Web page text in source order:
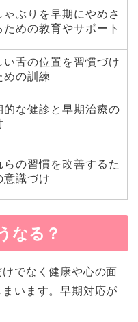
ゃぶりを早期にやめさ
ための教育やサポート
い舌の位置を習慣づけ
めの訓練
的な健診と早期治療の
らの習慣を改善するた
意識づけ
なる？
でなく健康や心の面
います。早期対応が